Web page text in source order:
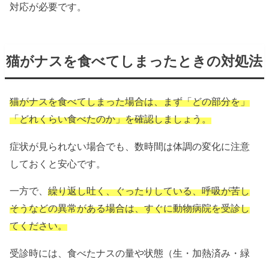
対応が必要です。
猫がナスを食べてしまったときの対処法
猫がナスを食べてしまった場合は、まず「どの部分を」
「どれくらい食べたのか」を確認しましょう。
症状が見られない場合でも、数時間は体調の変化に注意
しておくと安心です。
一方で、繰り返し吐く、ぐったりしている、呼吸が苦し
そうなどの異常がある場合は、すぐに動物病院を受診し
てください。
受診時には、食べたナスの量や状態（生・加熱済み・緑